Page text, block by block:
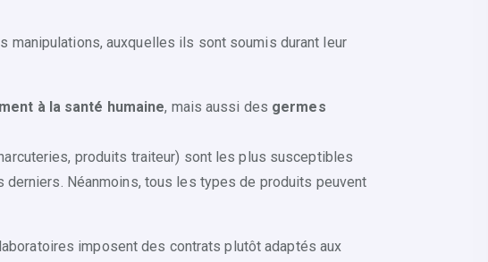
auxquelles ils sont soumis durant leur
à la santé humaine, mais aussi des germes
produits traiteur) sont les plus susceptibles
Néanmoins, tous les types de produits peuvent
imposent des contrats plutôt adaptés aux